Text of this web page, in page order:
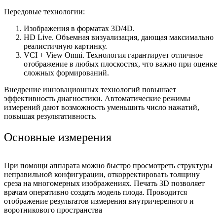
Передовые технологии:
Изображения в форматах 3D/4D.
HD Live. Объемная визуализация, дающая максимально
реалистичную картинку.
VCI + View Omni. Технология гарантирует отличное
отображение в любых плоскостях, что важно при оценке
сложных формирований.
Внедрение инновационных технологий повышает
эффективность диагностики. Автоматические режимы
измерений дают возможность уменьшить число нажатий,
повышая результативность.
Основные измерения
При помощи аппарата можно быстро просмотреть структуры
неправильной конфигурации, откорректировать толщину
среза на многомерных изображениях. Печать 3D позволяет
врачам оперативно создать модель плода. Проводится
отображение результатов измерения внутричерепного и
воротникового пространства